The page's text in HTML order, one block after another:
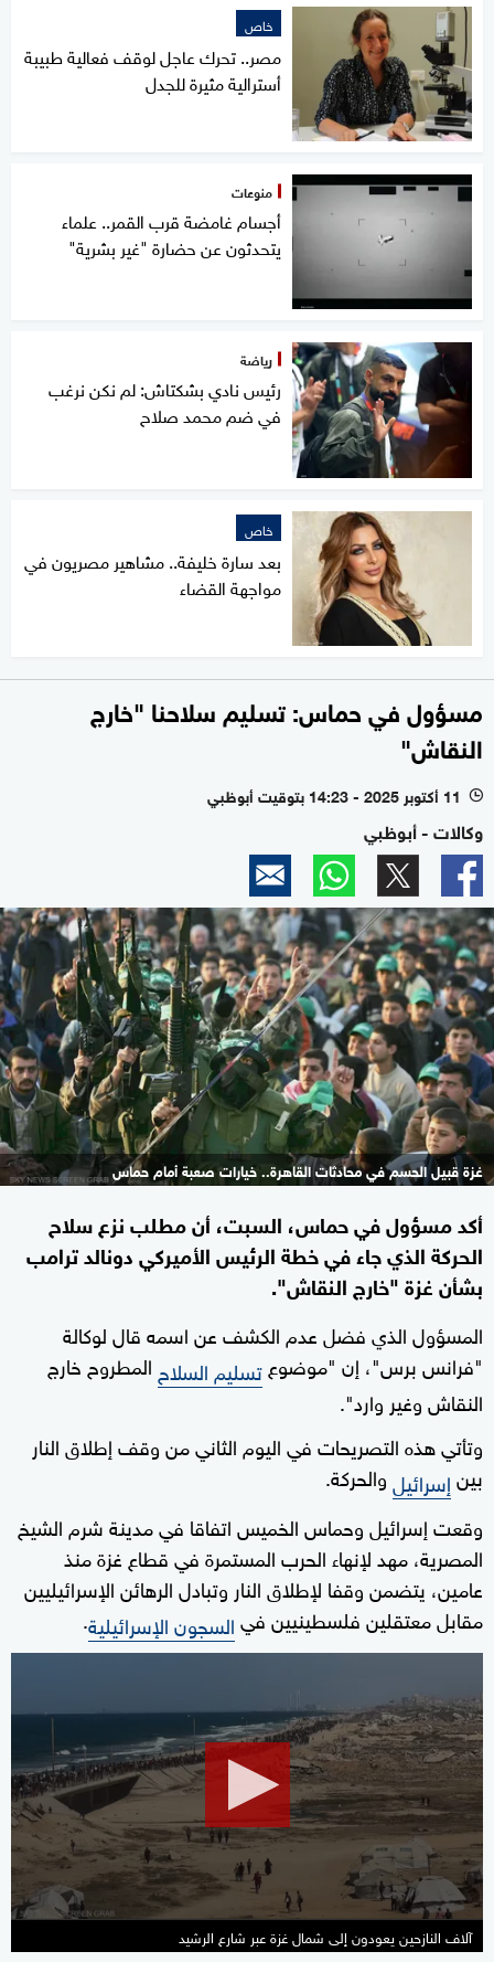
خاص
مصر.. تحرك عاجل لوقف فعالية طبيبة
أسترالية مثيرة للجدل
منوعات
أجسام غامضة قرب القمر.. علماء
يتحدثون عن حضارة "غير بشرية"
رياضة
رئيس نادي بشكتاش: لم نكن نرغب
في ضم محمد صلاح
خاص
بعد سارة خليفة.. مشاهير مصريون في
مواجهة القضاء
مسؤول في حماس: تسليم سلاحنا "خارج
النقاش"
l 11 أكتوبر 2025 - 14:23 بتوقيت أبوظبي
وكالات - أبوظبي
غزة قبيل الحسم في محادثات القاهرة.. خيارات صعبة أمام حماس
أكد مسؤول في حماس، السبت، أن مطلب نزع سلاح
الحركة الذي جاء في خطة الرئيس الأميركي دونالد ترامب
بشأن غزة "خارج النقاش".
المسؤول الذي فضل عدم الكشف عن اسمه قال لوكالة
"فرانس برس"، إن "موضوعتسليم السلاح المطروح خارج
النقاش وغير وارد".
وتأتي هذه التصريحات في اليوم الثاني من وقف إطلاق النار
بينإسرائيلوالحركة.
وقعت إسرائيل وحماس الخميس اتفاقا في مدينة شرم الشيخ
المصرية، مهد لإنهاء الحرب المستمرة في قطاع غزة منذ
عامين، يتضمن وقفا لإطلاق النار وتبادل الرهائن الإسرائيليين
مقابل معتقلين فلسطينيين فيالسجون الإسرائيلية.
of
minute,
24
seconds
آلاف النازحين يعودون إلى شمال غزة عبر شارع الرشيد